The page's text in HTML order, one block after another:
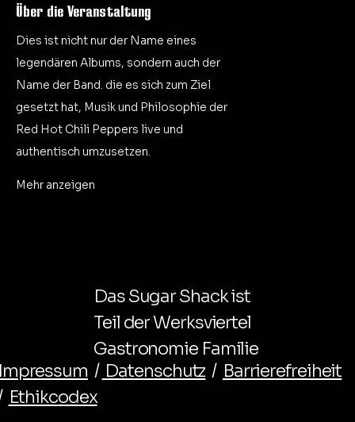
Über die Veranstaltung
Dies ist nicht nur der Name eines
legendären Albums, sondern auch der
Name der Band. die es sich zum Ziel
gesetzt hat, Musik und Philosophie der
Red Hot Chili Peppers live und
authentisch umzusetzen.
Mehr anzeigen
Das Sugar Shack ist
Teil der Werksviertel
Gastronomie Familie
/ Datenschutz / Barrierefreiheit
Ethikcodex